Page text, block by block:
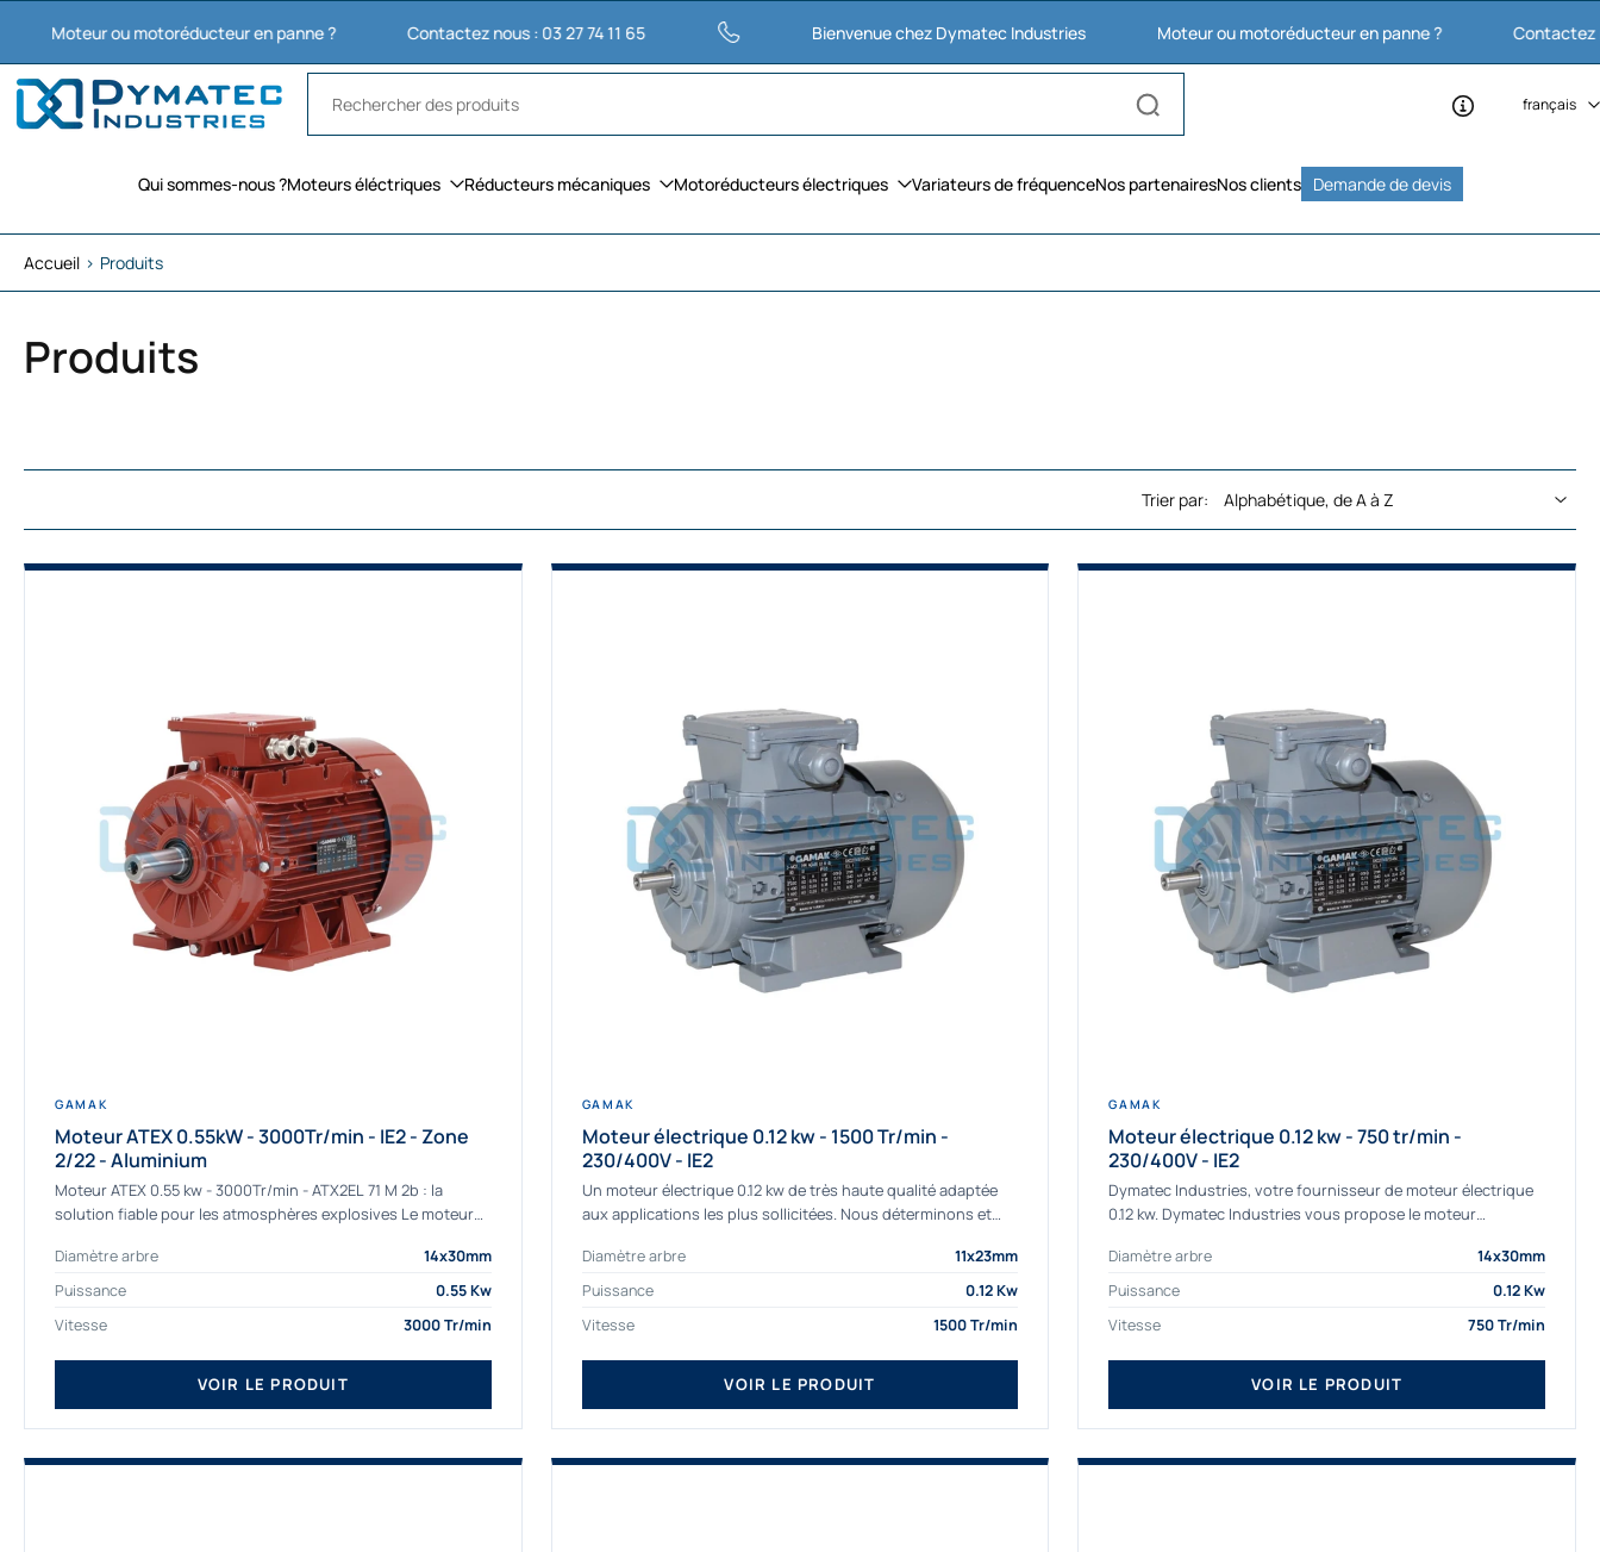
Aller
contenu
ou motoréducteur en panne ? Contactez nous : 03 27 74 11 65 Bienvenue chez Dymatec Industries Moteur ou motoréducteur en panne ? Contactez nous : 03
français
Qui sommes-nous ?Moteurs éléctriques Réducteurs mécaniques Motoréducteurs électriques Variateurs de fréquenceNos partenairesNos clients Demande de devis
Accueil › Produits
Produits
Trier par:
GAMAK
Moteur ATEX 0.55kW - 3000Tr/min - IE2 - Zone
2/22 - Aluminium
Moteur ATEX 0.55 kw - 3000Tr/min - ATX2EL 71 M 2b : la
solution fiable pour les atmosphères explosives Le moteur
Diamètre arbre
14x30mm
Puissance
0.55 Kw
Vitesse
3000 Tr/min
VOIR LE PRODUIT
GAMAK
Moteur électrique 0.12 kw - 1500 Tr/min -
230/400V - IE2
Un moteur électrique 0.12 kw de très haute qualité adaptée
aux applications les plus sollicitées. Nous déterminons et
Diamètre arbre
11x23mm
Puissance
0.12 Kw
Vitesse
1500 Tr/min
VOIR LE PRODUIT
GAMAK
Moteur électrique 0.12 kw - 750 tr/min -
230/400V - IE2
Dymatec Industries, votre fournisseur de moteur électrique
0.12 kw. Dymatec Industries vous propose le moteur
Diamètre arbre
14x30mm
Puissance
0.12 Kw
Vitesse
750 Tr/min
VOIR LE PRODUIT